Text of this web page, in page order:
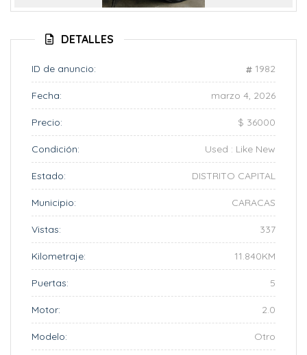
Anterior
DETALLES
ID de anuncio: 1982
Fecha: marzo 4, 2026
Precio: $ 36000
Condición: Used : Like New
Estado: DISTRITO CAPITAL
Municipio: CARACAS
Vistas: 337
Kilometraje: 11.840KM
Puertas: 5
Motor: 2.0
Modelo: Otro